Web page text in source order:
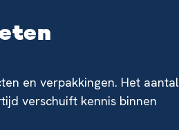
en verpakkingen. Het aantal
verschuift kennis binnen